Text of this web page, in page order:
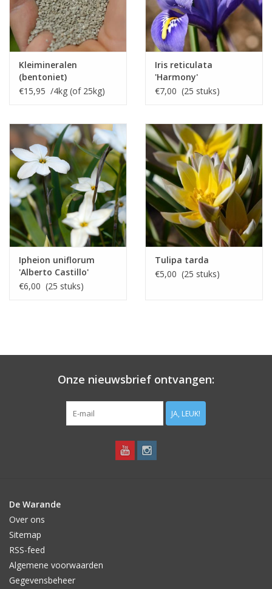
Kleimineralen
(bentoniet)
€15,95 /4kg (of 25kg)
Iris reticulata
'Harmony'
€7,00 (25 stuks)
Ipheion uniflorum
'Alberto Castillo'
€6,00 (25 stuks)
Tulipa tarda
€5,00 (25 stuks)
Onze nieuwsbrief ontvangen:
JA, LEUK!
De Warande
Over ons
Sitemap
RSS-feed
Algemene voorwaarden
Gegevensbeheer